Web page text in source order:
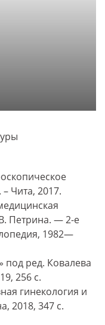
Чита, 2017.
Петрина. — 2-е
1982—
под ред. Ковалева
256 с.
гинекология и
2018, 347 с.